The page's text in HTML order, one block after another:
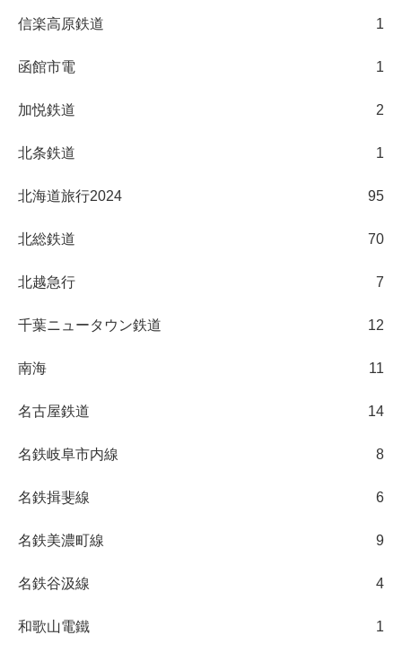
信楽高原鉄道 1
函館市電 1
加悦鉄道 2
北条鉄道 1
北海道旅行2024 95
北総鉄道 70
北越急行 7
千葉ニュータウン鉄道 12
南海 11
名古屋鉄道 14
名鉄岐阜市内線 8
名鉄揖斐線 6
名鉄美濃町線 9
名鉄谷汲線 4
和歌山電鐵 1